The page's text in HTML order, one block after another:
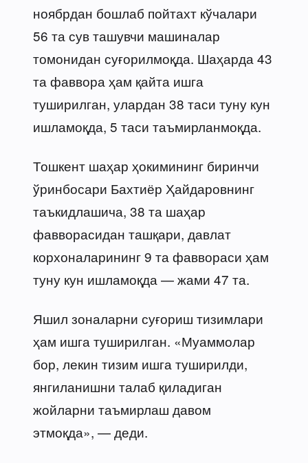
ноябрдан бошлаб пойтахт кўчалари
56 та сув ташувчи машиналар
томонидан суғорилмоқда. Шаҳарда 43
та фаввора ҳам қайта ишга
туширилган, улардан 38 таси туну кун
ишламоқда, 5 таси таъмирланмоқда.
Тошкент шаҳар ҳокимининг биринчи
ўринбосари Бахтиёр Ҳайдаровнинг
таъкидлашича, 38 та шаҳар
фавворасидан ташқари, давлат
корхоналарининг 9 та фаввораси ҳам
туну кун ишламоқда — жами 47 та.
Яшил зоналарни суғориш тизимлари
ҳам ишга туширилган. «Муаммолар
бор, лекин тизим ишга туширилди,
янгиланишни талаб қиладиган
жойларни таъмирлаш давом
этмоқда», — деди.